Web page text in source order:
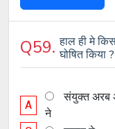
Q59.हाल ही मे
घोषित किया ?
A
संयुक्त अरब
ने